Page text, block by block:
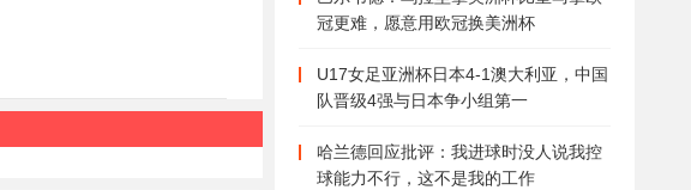
冠更难，愿意用欧冠换美洲杯
U17女足亚洲杯日本4-1澳大利亚，中国
队晋级4强与日本争小组第一
哈兰德回应批评：我进球时没人说我控
球能力不行，这不是我的工作